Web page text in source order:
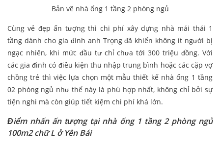
Bản vẽ nhà ống 1 tầng 2 phòng ngủ
Cùng vẻ đẹp ấn tượng thì chi phí xây dựng nhà mái thái 1
tầng dành cho gia đình anh Trọng đã khiến không ít người bị
ngạc nhiên, khi mức đầu tư chỉ chưa tới 300 triệu đồng. Với
các gia đình có điều kiện thu nhập trung bình hoặc các cặp vợ
chồng trẻ thì việc lựa chọn một mẫu thiết kế nhà ống 1 tầng
02 phòng ngủ như thế này là phù hợp nhất, không chỉ bởi sự
tiện nghi mà còn giúp tiết kiệm chi phí khá lớn.
Điểm nhấn ấn tượng tại nhà ống 1 tầng 2 phòng ngủ
100m2 chữ L ở Yên Bái